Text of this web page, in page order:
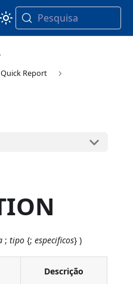
Pesquisa
Quick Report
;tipo {;especificos} )
Descrição